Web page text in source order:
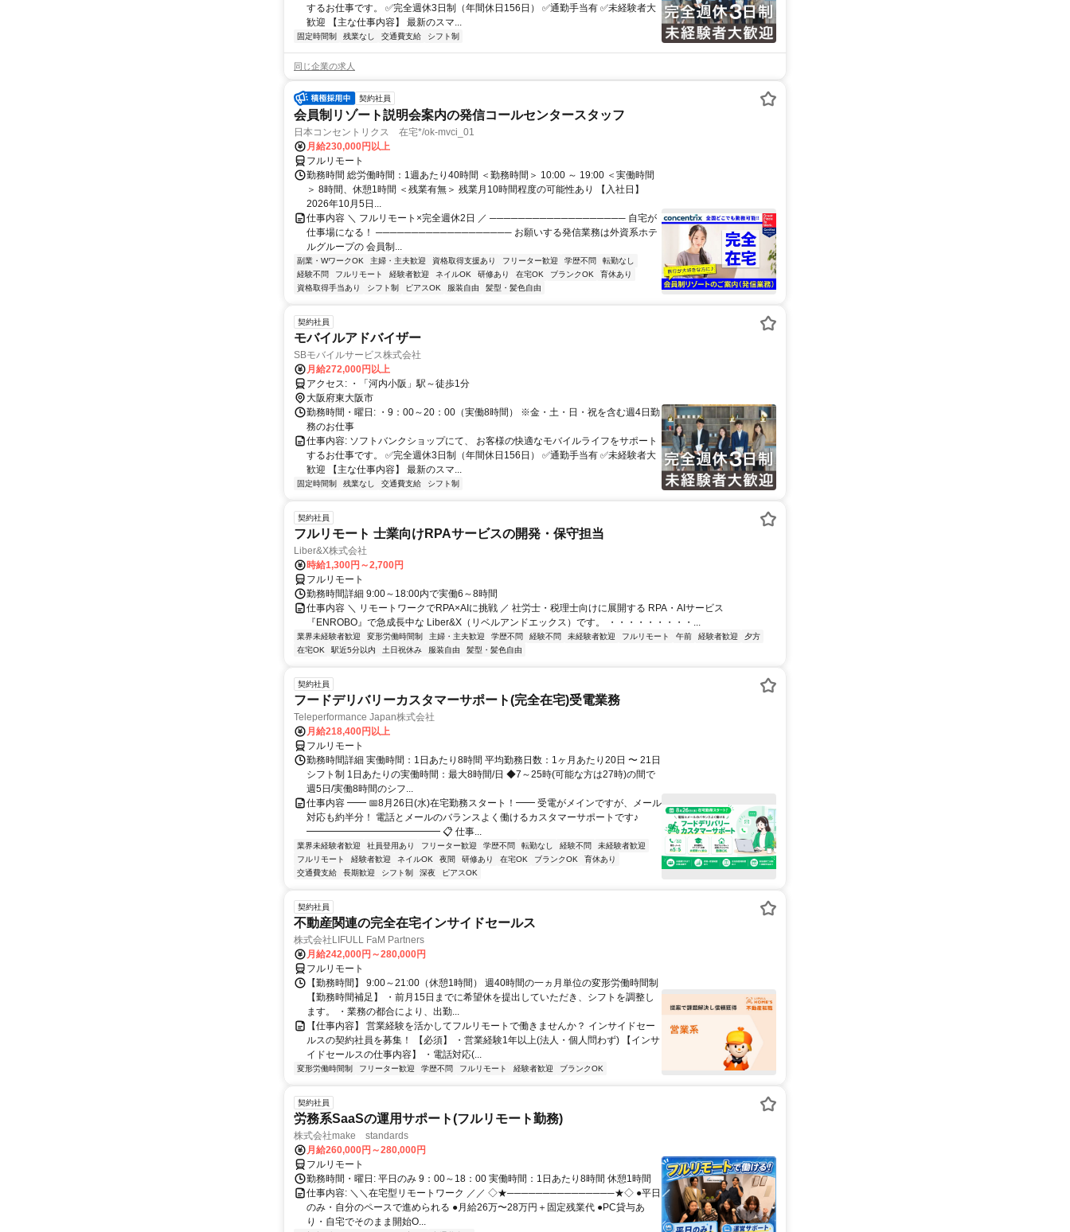
するお仕事です。 ✅完全週休3日制（年間休日156日） ✅通勤手当有 ✅未経験者大
歓迎 【主な仕事内容】 最新のスマ...
固定時間制 残業なし 交通費支給 シフト制
同じ企業の求人
契約社員
会員制リゾート説明会案内の発信コールセンタースタッフ
日本コンセントリクス 在宅*/ok-mvci_01
月給230,000円以上
フルリモート
勤務時間 総労働時間：1週あたり40時間 ＜勤務時間＞ 10:00 ～ 19:00 ＜実働時間
＞ 8時間、休憩1時間 ＜残業有無＞ 残業月10時間程度の可能性あり 【入社日】
2026年10月5日...
仕事内容 ＼ フルリモート×完全週休2日 ／ ─────────────────── 自宅が
仕事場になる！ ─────────────────── お願いする発信業務は外資系ホテ
ルグループの 会員制...
副業・WワークOK 主婦・主夫歓迎 資格取得支援あり フリーター歓迎 学歴不問
転勤なし
経験不問
フルリモート 経験者歓迎 ネイルOK 研修あり 在宅OK ブランクOK
育休あり
資格取得手当あり
シフト制 ピアスOK 服装自由 髪型・髪色自由
契約社員
モバイルアドバイザー
SBモバイルサービス株式会社
月給272,000円以上
アクセス: ・「河内小阪」駅～徒歩1分
大阪府東大阪市
勤務時間・曜日: ・9：00～20：00（実働8時間） ※金・土・日・祝を含む週4日勤
務のお仕事
仕事内容: ソフトバンクショップにて、 お客様の快適なモバイルライフをサポート
するお仕事です。 ✅完全週休3日制（年間休日156日） ✅通勤手当有 ✅未経験者大
歓迎 【主な仕事内容】 最新のスマ...
固定時間制 残業なし 交通費支給 シフト制
契約社員
フルリモート 士業向けRPAサービスの開発・保守担当
Liber&X株式会社
時給1,300円～2,700円
フルリモート
勤務時間詳細 9:00～18:00内で実働6～8時間
仕事内容 ＼ リモートワークでRPA×AIに挑戦 ／ 社労士・税理士向けに展開する RPA・AIサービス
『ENROBO』で急成長中な Liber&X（リベルアンドエックス）です。 ・・・・・・・・・...
業界未経験者歓迎 変形労働時間制 主婦・主夫歓迎 学歴不問 経験不問 未経験者歓迎 フルリモート 午前 経験者歓迎
夕方
在宅OK
駅近5分以内 土日祝休み 服装自由 髪型・髪色自由
契約社員
フードデリバリーカスタマーサポート(完全在宅)受電業務
Teleperformance Japan株式会社
月給218,400円以上
フルリモート
勤務時間詳細 実働時間：1日あたり8時間 平均勤務日数：1ヶ月あたり20日 〜 21日
シフト制 1日あたりの実働時間：最大8時間/日 ◆7～25時(可能な方は27時)の間で
週5日/実働8時間のシフ...
仕事内容 ━━ 📅8月26日(水)在宅勤務スタート！━━ 受電がメインですが、メール
対応も約半分！ 電話とメールのバランスよく働けるカスタマーサポートです♪
━━━━━━━━━━━━━━ 📋 仕事...
業界未経験者歓迎 社員登用あり フリーター歓迎 学歴不問 転勤なし 経験不問
未経験者歓迎
フルリモート
経験者歓迎 ネイルOK 夜間 研修あり 在宅OK ブランクOK
育休あり
交通費支給
長期歓迎 シフト制 深夜 ピアスOK
契約社員
不動産関連の完全在宅インサイドセールス
株式会社LIFULL FaM Partners
月給242,000円～280,000円
フルリモート
【勤務時間】 9:00～21:00（休憩1時間） 週40時間の一ヵ月単位の変形労働時間制
【勤務時間補足】 ・前月15日までに希望休を提出していただき、シフトを調整し
ます。 ・業務の都合により、出勤...
【仕事内容】 営業経験を活かしてフルリモートで働きませんか？ インサイドセー
ルスの契約社員を募集！ 【必須】 ・営業経験1年以上(法人・個人問わず) 【インサ
イドセールスの仕事内容】 ・電話対応(...
変形労働時間制 フリーター歓迎 学歴不問 フルリモート 経験者歓迎 ブランクOK
契約社員
労務系SaaSの運用サポート(フルリモート勤務)
株式会社make standards
月給260,000円～280,000円
フルリモート
勤務時間・曜日: 平日のみ 9：00～18：00 実働時間：1日あたり8時間 休憩1時間
仕事内容: ＼＼在宅型リモートワーク ／／ ◇★───────────────★◇ ●平日
のみ・自分のペースで進められる ●月給26万〜28万円＋固定残業代 ●PC貸与あ
り・自宅でそのまま開始O...